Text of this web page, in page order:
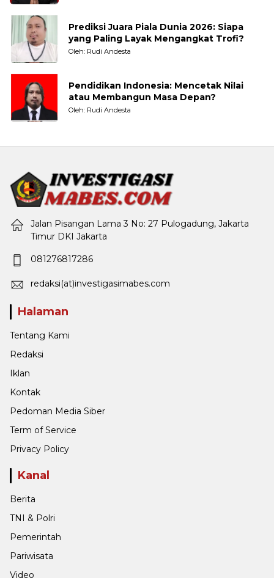
Prediksi Juara Piala Dunia 2026: Siapa
yang Paling Layak Mengangkat Trofi?
Oleh: Rudi Andesta
Pendidikan Indonesia: Mencetak Nilai
atau Membangun Masa Depan?
Oleh: Rudi Andesta
Jalan Pisangan Lama 3 No: 27 Pulogadung, Jakarta
Timur DKI Jakarta
081276817286
redaksi(at)investigasimabes.com
Halaman
Tentang Kami
Redaksi
Iklan
Kontak
Pedoman Media Siber
Term of Service
Privacy Policy
Kanal
Berita
TNI & Polri
Pemerintah
Pariwisata
Video